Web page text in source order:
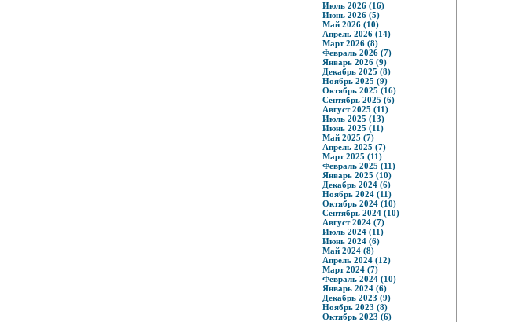
Июль 2026 (16)
Июнь 2026 (5)
Май 2026 (10)
Апрель 2026 (14)
Март 2026 (8)
Февраль 2026 (7)
Январь 2026 (9)
Декабрь 2025 (8)
Ноябрь 2025 (9)
Октябрь 2025 (16)
Сентябрь 2025 (6)
Август 2025 (11)
Июль 2025 (13)
Июнь 2025 (11)
Май 2025 (7)
Апрель 2025 (7)
Март 2025 (11)
Февраль 2025 (11)
Январь 2025 (10)
Декабрь 2024 (6)
Ноябрь 2024 (11)
Октябрь 2024 (10)
Сентябрь 2024 (10)
Август 2024 (7)
Июль 2024 (11)
Июнь 2024 (6)
Май 2024 (8)
Апрель 2024 (12)
Март 2024 (7)
Февраль 2024 (10)
Январь 2024 (6)
Декабрь 2023 (9)
Ноябрь 2023 (8)
Октябрь 2023 (6)